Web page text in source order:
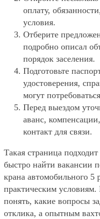
оплату,
условия.
Отберите
подробно описал
порядок заселения.
Подготовьте
удостоверения,
могут
Перед выездом
аванс,
контакт для связи.
Такая страница
быстро найти вакансии
крана автомобильного 5
практическим
понять, какие вопросы
отклика, а опытным